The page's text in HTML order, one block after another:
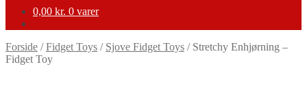
0,00 kr. 0 varer
Forside /Fidget Toys / Sjove Fidget Toys / Stretchy Enhjørning –
Fidget Toy